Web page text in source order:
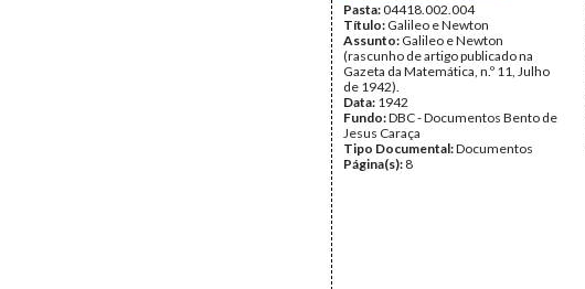
Pasta:04418.002.004
Título: Galileo e Newton
Assunto: Galileo e Newton
(rascunho de artigo publicado na
Gazeta da Matemática, n.º 11, Julho
de 1942).
Data: 1942
Fundo:DBC - Documentos Bento de
Jesus Caraça
Tipo Documental:Documentos
Página(s): 8